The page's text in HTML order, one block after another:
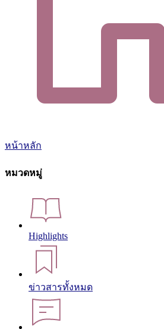
หน้าหลัก
หมวดหมู่
Highlights
ข่าวสารทั้งหมด